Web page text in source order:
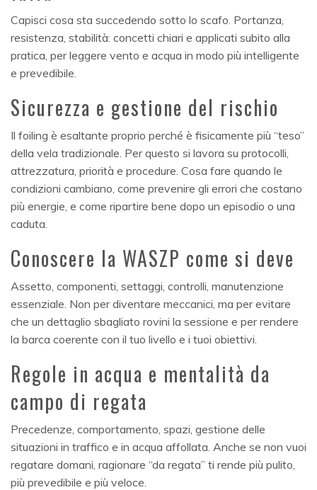
Capisci cosa sta succedendo sotto lo scafo. Portanza,
resistenza, stabilità: concetti chiari e applicati subito alla
pratica, per leggere vento e acqua in modo più intelligente
e prevedibile.
Sicurezza e gestione del rischio
Il foiling è esaltante proprio perché è fisicamente più “teso”
della vela tradizionale. Per questo si lavora su protocolli,
attrezzatura, priorità e procedure. Cosa fare quando le
condizioni cambiano, come prevenire gli errori che costano
più energie, e come ripartire bene dopo un episodio o una
caduta.
Conoscere la WASZP come si deve
Assetto, componenti, settaggi, controlli, manutenzione
essenziale. Non per diventare meccanici, ma per evitare
che un dettaglio sbagliato rovini la sessione e per rendere
la barca coerente con il tuo livello e i tuoi obiettivi.
Regole in acqua e mentalità da
campo di regata
Precedenze, comportamento, spazi, gestione delle
situazioni in traffico e in acqua affollata. Anche se non vuoi
regatare domani, ragionare “da regata” ti rende più pulito,
più prevedibile e più veloce.